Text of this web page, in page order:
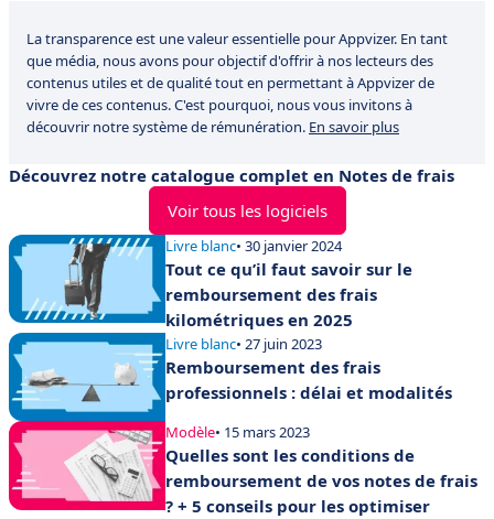
La transparence est une valeur essentielle pour Appvizer. En tant
que média, nous avons pour objectif d'offrir à nos lecteurs des
contenus utiles et de qualité tout en permettant à Appvizer de
vivre de ces contenus. C'est pourquoi, nous vous invitons à
découvrir notre système de rémunération. En savoir plus
Découvrez notre catalogue complet en Notes de frais
Voir tous les logiciels
Livre blanc• 30 janvier 2024
Tout ce qu’il faut savoir sur le
remboursement des frais
kilométriques en 2025
Livre blanc• 27 juin 2023
Remboursement des frais
professionnels : délai et modalités
Modèle• 15 mars 2023
Quelles sont les conditions de
remboursement de vos notes de frais
? + 5 conseils pour les optimiser